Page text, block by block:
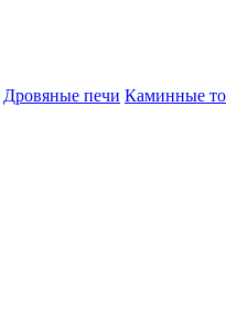
Дровяные печи Каминные